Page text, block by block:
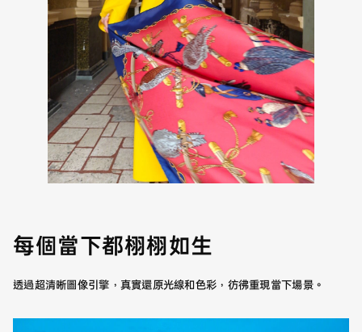
每個當下都栩栩如生
透過超清晰圖像引擎，真實還原光線和色彩，彷彿重現當下場景。